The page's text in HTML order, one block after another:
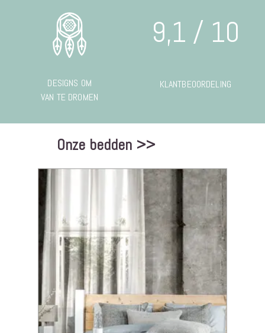
DESIGNS OM
VAN TE DROMEN
9,1 / 10
KLANTBEOORDELING
Onze bedden >>